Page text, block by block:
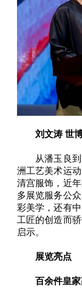
刘文涛 世
从潘玉良到
洲工艺美术运
清宫服饰，近
多展览服务公
彩美学，还有
工匠的创造而
启示。
展览亮点
百余件皇家